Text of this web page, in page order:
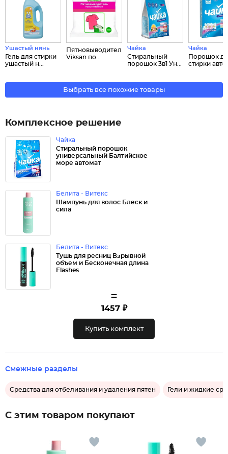
Ушастый нянь
Гель для стирки
ушастый н...
Пятновыводитель
Viksan по...
Чайка
Стиральный
порошок 3в1 Ун...
Чайка
Порошок
стирки
Выбрать все похожие товары
Комплексное решение
Чайка
Стиральный порошок
универсальный Балтийское
море автомат
Белита - Витекс
Шампунь для волос Блеск и
сила
Белита - Витекс
Тушь для ресниц Взрывной
объем и Бесконечная длина
Flashes
=
1457 ₽
Купить комплект
Смежные разделы
Средства для отбеливания и удаления пятен Гели и жидкие
С этим товаром покупают